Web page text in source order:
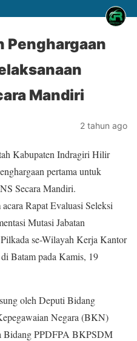
Penghargaan
Mandiri
2 tahun ago
Kabupaten Indragiri Hilir
pertama untuk
Secara Mandiri.
Rapat Evaluasi Seleksi
Mutasi Jabatan
se-Wilayah Kerja Kantor
Batam pada Kamis, 19
oleh Deputi Bidang
Negara (BKN)
Bidang PPDFPA BKPSDM